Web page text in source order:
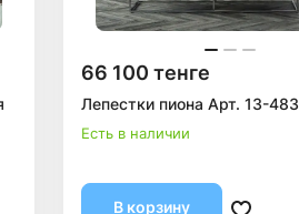
66 100 тенге
Лепестки пиона Арт. 13-483
Есть в наличии
В корзину